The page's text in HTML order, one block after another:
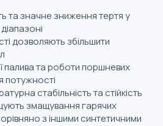
та значне зниження тертя у
дозволяють збільшити
палива та роботи поршневих
потужності
стабільність та стійкість
змащування гарячих
з іншими синтетичними